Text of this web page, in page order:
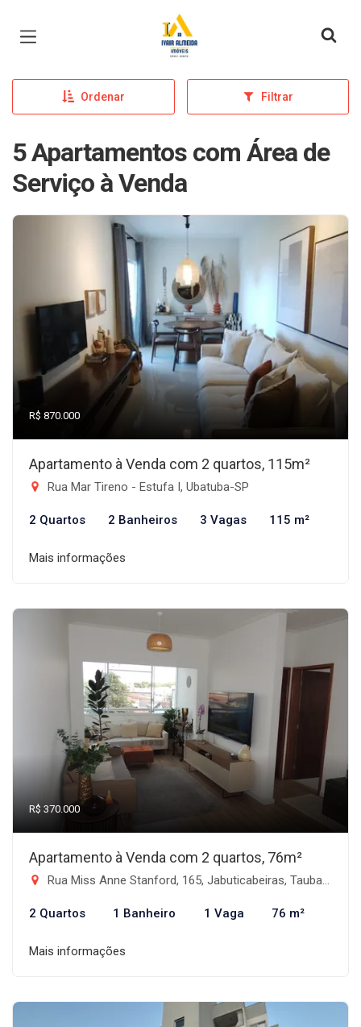
Página inicial
Ordenar Filtrar
5 Apartamentos com Área de
Serviço à Venda
R$ 870.000
Apartamento à Venda com 2 quartos, 115m²
Rua Mar Tireno - Estufa I, Ubatuba-SP
2 Quartos 2 Banheiros 3 Vagas 115 m²
Mais informações
R$ 370.000
Apartamento à Venda com 2 quartos, 76m²
Rua Miss Anne Stanford, 165, Jabuticabeiras, Taubaté/SP - Vila das Jabuticabeiras, Taubaté-SP
2 Quartos 1 Banheiro 1 Vaga 76 m²
Mais informações